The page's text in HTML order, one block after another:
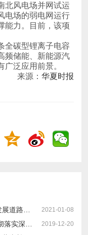
泛应用前景。
来源：华夏时报
2021-01-08
2019-12-20